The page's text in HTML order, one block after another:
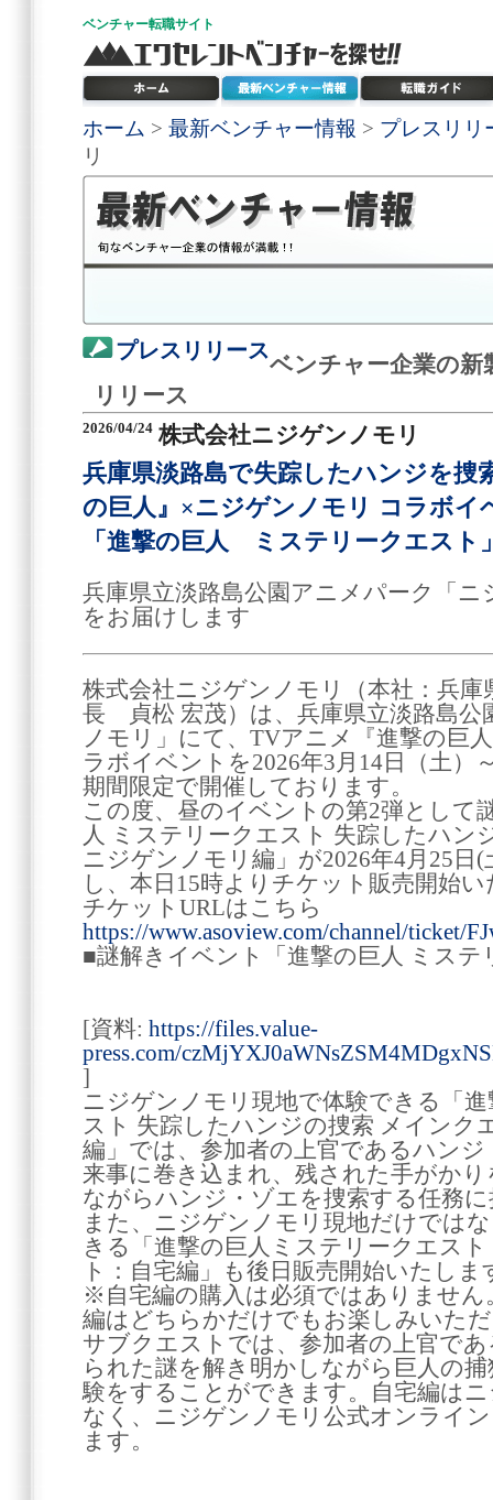
ベンチャー転職サイト
ホーム > 最新ベンチャー情報 > プレスリリ
リ
プレスリリース
ベンチャー企業の新
リリース
2026/04/24 株式会社ニジゲンノモリ
兵庫県淡路島で失踪したハンジを捜
の巨人』×ニジゲンノモリ コラボイ
「進撃の巨人 ミステリークエスト
兵庫県立淡路島公園アニメパーク「
をお届けします
株式会社ニジゲンノモリ（本社：兵庫
長 貞松 宏茂）は、兵庫県立淡路島公
ノモリ」にて、TVアニメ『進撃の巨
ラボイベントを2026年3月14日（土）
期間限定で開催しております。
この度、昼のイベントの第2弾として
人 ミステリークエスト 失踪したハン
ニジゲンノモリ編」が2026年4月25日
し、本日15時よりチケット販売開始
チケットURLはこちら
https://www.asoview.com/channel/ticket/
■謎解きイベント「進撃の巨人 ミス
[資料: https://files.value-
press.com/
]
ニジゲンノモリ現地で体験できる「
スト 失踪したハンジの捜索 メインク
編」では、参加者の上官であるハン
来事に巻き込まれ、残された手がか
ながらハンジ・ゾエを捜索する任務
また、ニジゲンノモリ現地だけでは
きる「進撃の巨人ミステリークエス
ト：自宅編」も後日販売開始いたしま
※自宅編の購入は必須ではありませ
編はどちらかだけでもお楽しみいた
サブクエストでは、参加者の上官で
られた謎を解き明かしながら巨人の
験をすることができます。自宅編は
なく、ニジゲンノモリ公式オンライ
ます。